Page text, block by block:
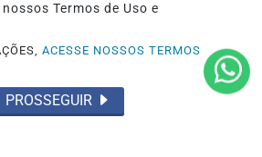
e muito mais!
Termos de Uso e
ACESSE NOSSOS TERMOS
PROSSEGUIR